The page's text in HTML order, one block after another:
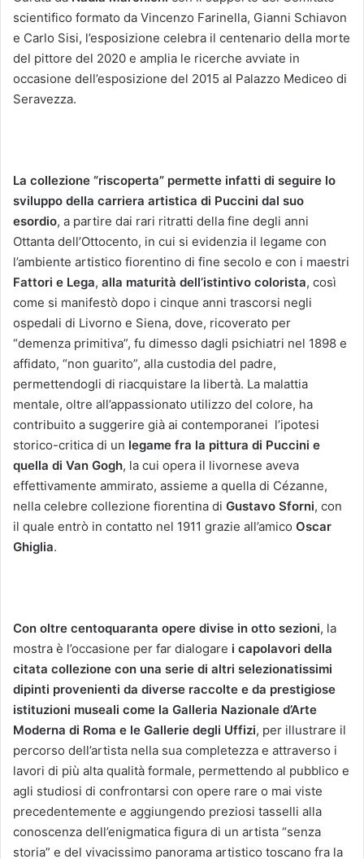
scientifico formato da Vincenzo Farinella, Gianni Schiavon
e Carlo Sisi, l’esposizione celebra il centenario della morte
del pittore del 2020 e amplia le ricerche avviate in
occasione dell’esposizione del 2015 al Palazzo Mediceo di
Seravezza.
La collezione “riscoperta” permette infatti di seguire lo
sviluppo della carriera artistica di Puccini dal suo
esordio, a partire dai rari ritratti della fine degli anni
Ottanta dell’Ottocento, in cui si evidenzia il legame con
l’ambiente artistico fiorentino di fine secolo e con i maestri
Fattori e Lega, alla maturità dell’istintivo colorista, così
come si manifestò dopo i cinque anni trascorsi negli
ospedali di Livorno e Siena, dove, ricoverato per
“demenza primitiva”, fu dimesso dagli psichiatri nel 1898 e
affidato, “non guarito”, alla custodia del padre,
permettendogli di riacquistare la libertà. La malattia
mentale, oltre all’appassionato utilizzo del colore, ha
contribuito a suggerire già ai contemporanei l’ipotesi
storico-critica di un legame fra la pittura di Puccini e
quella di Van Gogh, la cui opera il livornese aveva
effettivamente ammirato, assieme a quella di Cézanne,
nella celebre collezione fiorentina di Gustavo Sforni, con
il quale entrò in contatto nel 1911 grazie all’amico Oscar
Ghiglia.
Con oltre centoquaranta opere divise in otto sezioni, la
mostra è l’occasione per far dialogare i capolavori della
citata collezione con una serie di altri selezionatissimi
dipinti provenienti da diverse raccolte e da prestigiose
istituzioni museali come la Galleria Nazionale d’Arte
Moderna di Roma e le Gallerie degli Uffizi, per illustrare il
percorso dell’artista nella sua completezza e attraverso i
lavori di più alta qualità formale, permettendo al pubblico e
agli studiosi di confrontarsi con opere rare o mai viste
precedentemente e aggiungendo preziosi tasselli alla
conoscenza dell’enigmatica figura di un artista “senza
storia” e del vivacissimo panorama artistico toscano fra la